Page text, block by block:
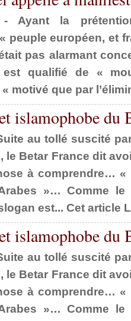
- Ayant la
peuple européen, et
pas alarmant
qualifié de «
motivé que par
islamophobe du
au tollé suscité
le Betar France dit
à comprendre…
»… Comme le
est... Cet article
islamophobe du
au tollé suscité
le Betar France dit
à comprendre…
»… Comme le